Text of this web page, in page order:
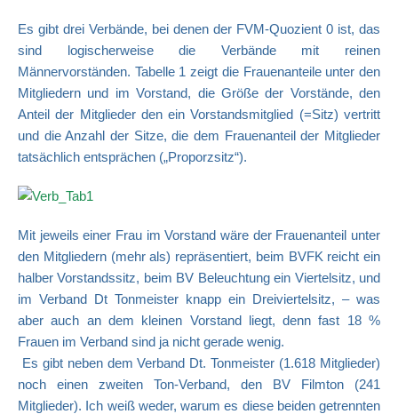
Es gibt drei Verbände, bei denen der FVM-Quozient 0 ist, das
sind logischerweise die Verbände mit reinen
Männervorständen. Tabelle 1 zeigt die Frauenanteile unter den
Mitgliedern und im Vorstand, die Größe der Vorstände, den
Anteil der Mitglieder den ein Vorstandsmitglied (=Sitz) vertritt
und die Anzahl der Sitze, die dem Frauenanteil der Mitglieder
tatsächlich entsprächen („Proporzsitz“).
Mit jeweils einer Frau im Vorstand wäre der Frauenanteil unter
den Mitgliedern (mehr als) repräsentiert, beim BVFK reicht ein
halber Vorstandssitz, beim BV Beleuchtung ein Viertelsitz, und
im Verband Dt Tonmeister knapp ein Dreiviertelsitz, – was
aber auch an dem kleinen Vorstand liegt, denn fast 18 %
Frauen im Verband sind ja nicht gerade wenig.
Es gibt neben dem Verband Dt. Tonmeister (1.618 Mitglieder)
noch einen zweiten Ton-Verband, den BV Filmton (241
Mitglieder). Ich weiß weder, warum es diese beiden getrennten